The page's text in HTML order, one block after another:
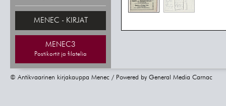
MENEC - KIRJAT
MENEC3
Postikortit ja filatelia
© Antikvaarinen kirjakauppa Menec / Powered by General Media Carnac